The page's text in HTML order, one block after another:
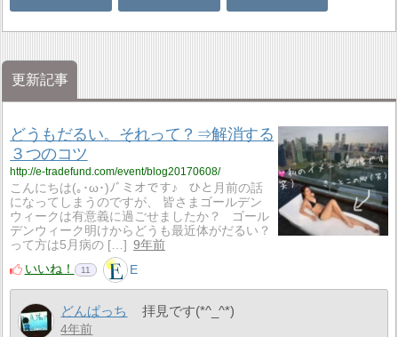
更新記事
どうもだるい。それって？⇒解消する
３つのコツ
http://e-tradefund.com/event/blog20170608/
こんにちは(｡･ω･)ﾉﾞミオです♪ ひと月前の話
になってしまうのですが、 皆さまゴールデン
ウィークは有意義に過ごせましたか？ ゴール
デンウィーク明けからどうも最近体がだるい？
って方は5月病の […]
9年前
いいね！
11 E
どんぱっち 拝見です(*^_^*)
4年前